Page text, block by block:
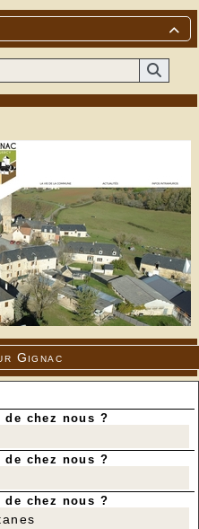

Gignac
de chez nous ?
de chez nous ?
de chez nous ?